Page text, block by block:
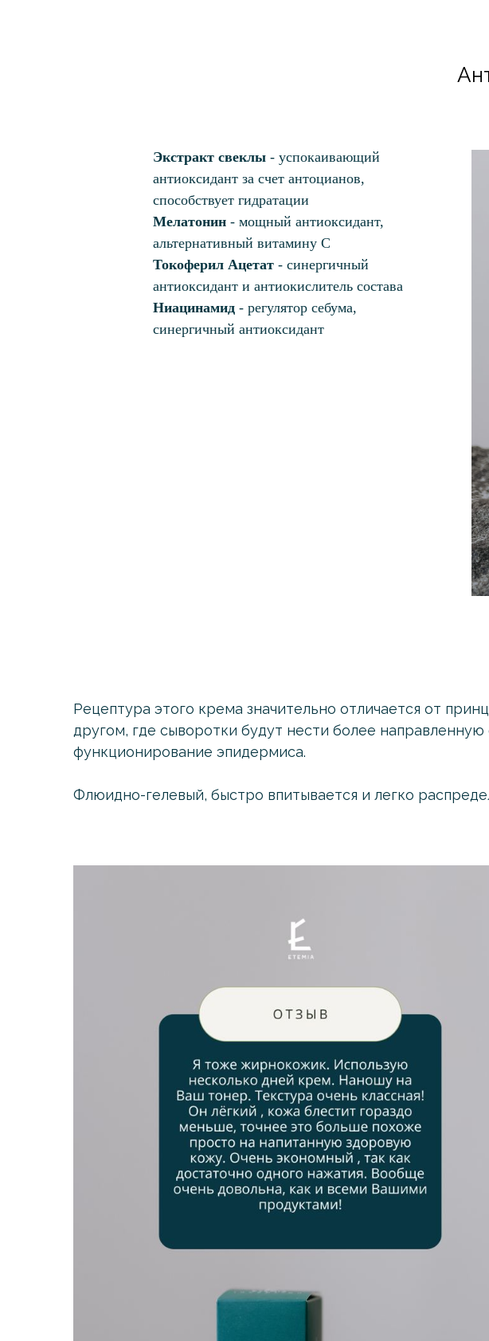
Экстракт свеклы - успокаивающий
антиоксидант за счет антоцианов,
способствует гидратации
Мелатонин - мощный антиоксидант,
альтернативный витамину С
Токоферил Ацетат - синергичный
антиоксидант и антиокислитель состава
Ниацинамид - регулятор себума,
синергичный антиоксидант
Рецептура этого крема значительно отличается от
другом, где сыворотки будут нести более
функционирование эпидермиса.
Флюидно-гелевый, быстро впитывается и легко